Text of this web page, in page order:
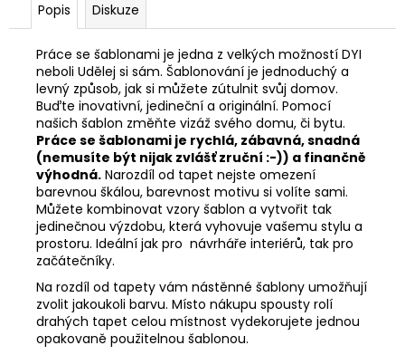
Popis Diskuze
Práce se šablonami je jedna z velkých možností DYI
neboli Udělej si sám. Šablonování je jednoduchý a
levný způsob, jak si můžete zútulnit svůj domov.
Buďte inovativní, jedineční a originální. Pomocí
našich šablon změňte vizáž svého domu, či bytu.
Práce se šablonami je rychlá, zábavná, snadná
(nemusíte být nijak zvlášť zruční :-)) a finančně
výhodná. Narozdíl od tapet nejste omezení
barevnou škálou, barevnost motivu si volíte sami.
Můžete kombinovat vzory šablon a vytvořit tak
jedinečnou výzdobu, která vyhovuje vašemu stylu a
prostoru. Ideální jak pro návrháře interiérů, tak pro
začátečníky.
Na rozdíl od tapety vám nástěnné šablony umožňují
zvolit jakoukoli barvu. Místo nákupu spousty rolí
drahých tapet celou místnost vydekorujete jednou
opakovaně použitelnou šablonou.